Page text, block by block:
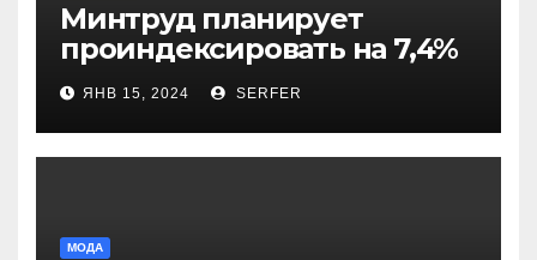
Минтруд планирует
проиндексировать на 7,4%
более 40 выплат и
компенсаций
ЯНВ 15, 2024 SERFER
МОДА